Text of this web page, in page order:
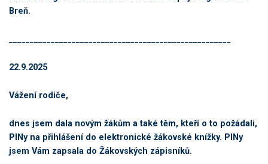
Breň.
22.9.2025
Vážení rodiče,
dnes jsem dala novým žákům a také těm, kteří o to požádali,
PINy na přihlášení do elektronické žákovské knížky. PINy
jsem Vám zapsala do Žákovských zápisníků.